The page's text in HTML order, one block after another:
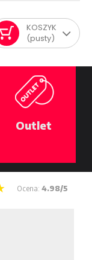
KOSZYK
(pusty)
Outlet
Ocena: 4.98/5